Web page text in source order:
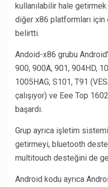
kullanılabilir hale
diğer x86 platformları için
belirtti.
Andoid-x86 grubu
900, 900A, 901, 904HD,
1005HAG, S101, T91
çalışıyor) ve Eee Top
başardı.
Grup ayrıca işletim
getirmeyi, bluetooth
multitouch desteğini de
Android kodu ayrıca